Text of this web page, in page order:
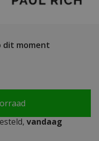
dit moment
vandaag